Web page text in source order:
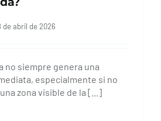
de abril de 2026
no siempre genera una
especialmente si no
zona visible de la [...]